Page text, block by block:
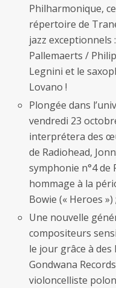
Philharmonique,
répertoire de
jazz
Pallemaerts /
Legnini et le
Lovano !
Plongée dans
vendredi 23
interprétera des
de Radiohead,
symphonie n°4 de
hommage à la
Bowie (« Heroes ») ;
Une nouvelle
compositeurs
le jour grâce à
Gondwana
violoncelliste